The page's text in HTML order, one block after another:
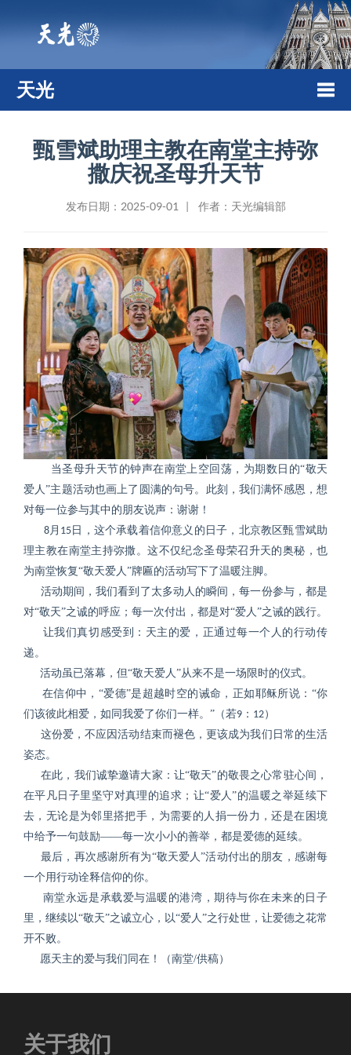
天光
甄雪斌助理主教在南堂主持弥
撒庆祝圣母升天节
发布日期：2025-09-01 | 作者：天光编辑部
当圣母升天节的钟声在南堂上空回荡，为期数日的“敬天
爱人”主题活动也画上了圆满的句号。此刻，我们满怀感恩，想
对每一位参与其中的朋友说声：谢谢！
8月 15 日，这个承载着信仰意义的日子，北京教区甄雪斌助
理主教在南堂主持弥撒。这不仅纪念圣母荣召升天的奥秘，也
为南堂恢复“敬天爱人”牌匾的活动写下了温暖注脚。
活动期间，我们看到了太多动人的瞬间，每一份参与，都是
对“敬天”之诚的呼应；每一次付出，都是对“爱人”之诫的践行。
让我们真切感受到：天主的爱，正通过每一个人的行动传
递。
活动虽已落幕，但“敬天爱人”从来不是一场限时的仪式。
在信仰中，“爱德”是超越时空的诫命，正如耶稣所说：“你
们该彼此相爱，如同我爱了你们一样。”（若9 ： 12）
这份爱，不应因活动结束而褪色，更该成为我们日常的生活
姿态。
在此，我们诚挚邀请大家：让“敬天”的敬畏之心常驻心间，
在平凡日子里坚守对真理的追求；让“爱人”的温暖之举延续下
去，无论是为邻里搭把手，为需要的人捐一份力，还是在困境
中给予一句鼓励——每一次小小的善举，都是爱德的延续。
最后，再次感谢所有为“敬天爱人”活动付出的朋友，感谢每
一个用行动诠释信仰的你。
南堂永远是承载爱与温暖的港湾，期待与你在未来的日子
里，继续以“敬天”之诚立心，以“爱人”之行处世，让爱德之花常
开不败。
愿天主的爱与我们同在！
（南堂/供稿）
关于我们